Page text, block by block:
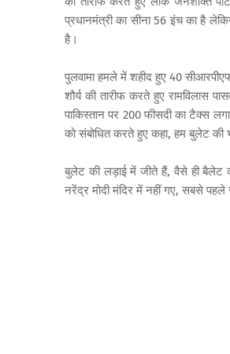
प्रधानमंत्री का सीना 56 इंच का है
है।
पुलवामा हमले में शहीद हुए 40
शौर्य की तारीफ करते हुए रामविलास
पाकिस्तान पर 200 फीसदी का टैक्स
को संबोधित करते हुए कहा, हम बुलेट
बुलेट की लड़ाई में जीते हैं, वैसे ही बैलेट
नरेंद्र मोदी मंदिर में नहीं गए, सबसे